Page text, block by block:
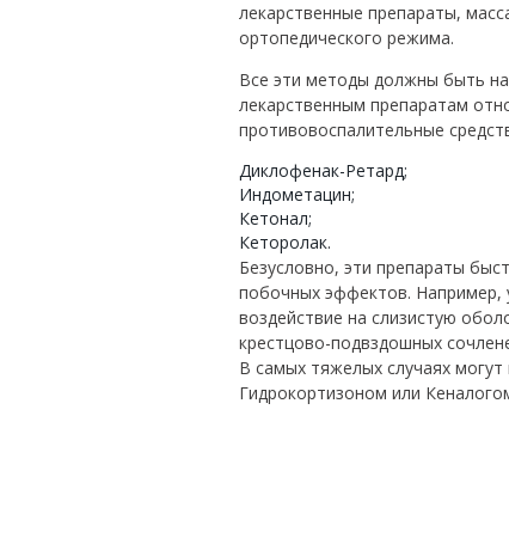
лекарственные препараты,
ортопедического режима.
Все эти методы должны быть
лекарственным препаратам
противовоспалительные
Диклофенак-Ретард;
Индометацин;
Кетонал;
Кеторолак.
Безусловно, эти препараты
побочных эффектов. Например,
воздействие на слизистую
крестцово-подвздошных
В самых тяжелых случаях
Гидрокортизоном или